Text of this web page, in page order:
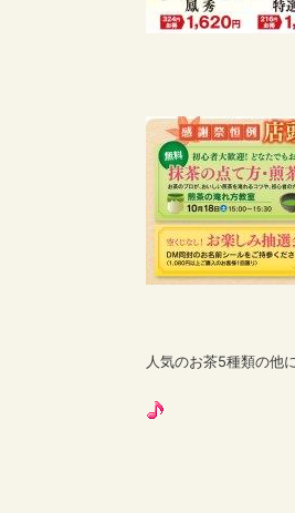
人気のお茶5種類の他